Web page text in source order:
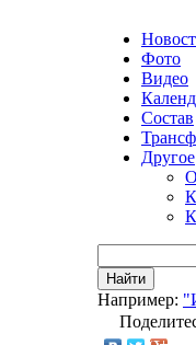
Фото
Видео
Состав
Другое
Найти
Например: